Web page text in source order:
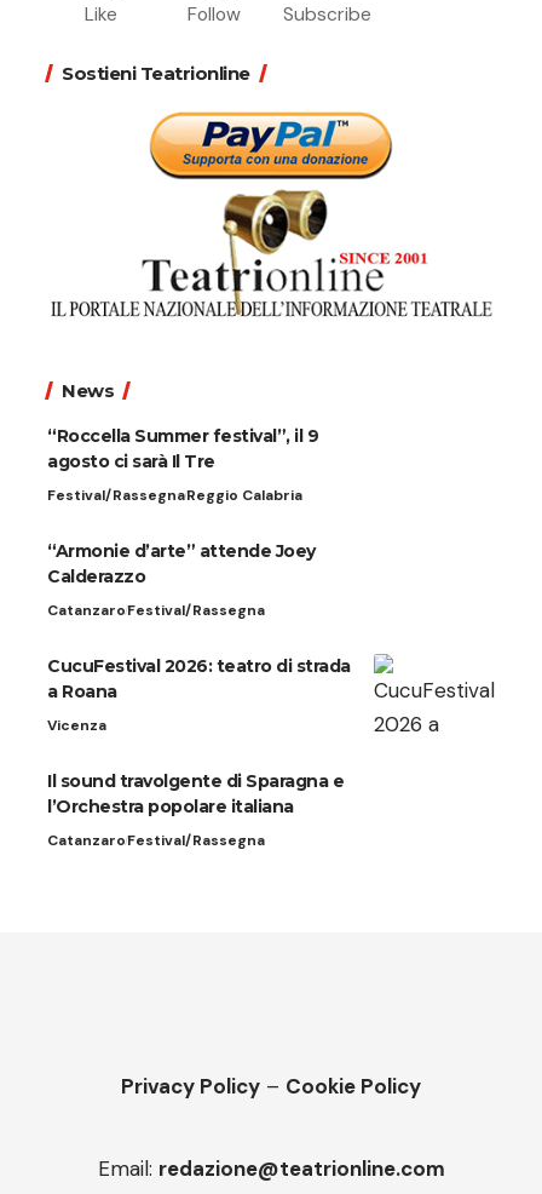
Like Follow Subscribe
Sostieni Teatrionline
News
“Roccella Summer festival”, il 9
agosto ci sarà Il Tre
Festival/RassegnaReggio Calabria
“Armonie d’arte” attende Joey
Calderazzo
CatanzaroFestival/Rassegna
CucuFestival 2026: teatro di strada
a Roana
Vicenza
Il sound travolgente di Sparagna e
l’Orchestra popolare italiana
CatanzaroFestival/Rassegna
Privacy Policy – Cookie Policy
Email: redazione@teatrionline.com